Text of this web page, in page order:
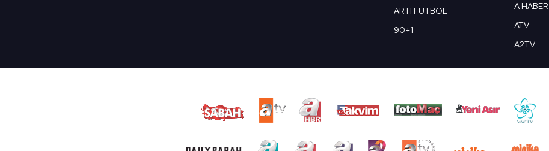
ARTI FUTBOL
90+1
A HABER
ATV
A2TV